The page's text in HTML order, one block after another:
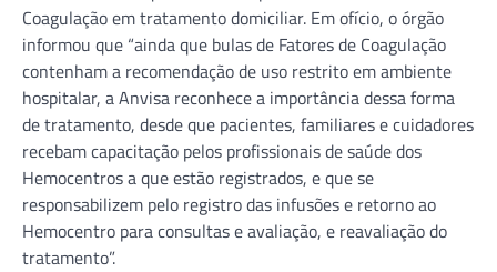
Coagulação em tratamento domiciliar. Em ofício, o órgão
informou que “ainda que bulas de Fatores de Coagulação
contenham a recomendação de uso restrito em ambiente
hospitalar, a Anvisa reconhece a importância dessa forma
de tratamento, desde que pacientes, familiares e cuidadores
recebam capacitação pelos profissionais de saúde dos
Hemocentros a que estão registrados, e que se
responsabilizem pelo registro das infusões e retorno ao
Hemocentro para consultas e avaliação, e reavaliação do
tratamento”.